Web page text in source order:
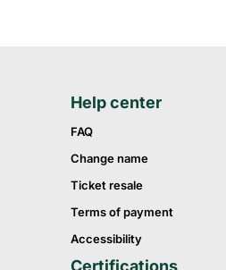
Help center
FAQ
Change name
Ticket resale
Terms of payment
Accessibility
Certifications